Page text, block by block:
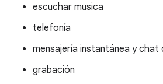
escuchar musica
telefonía
mensajería instantánea y chat
grabación